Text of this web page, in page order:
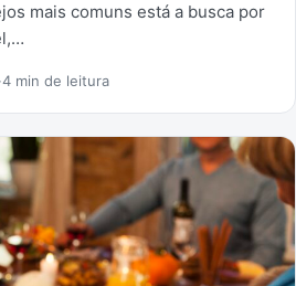
mais comuns está a busca por
·4 min de leitura